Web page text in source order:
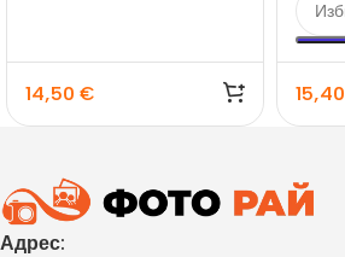
14,50 € 15,40
Адрес: